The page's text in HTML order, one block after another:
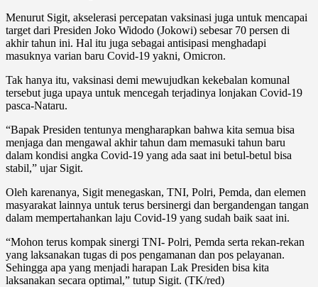
Menurut Sigit, akselerasi percepatan vaksinasi juga untuk mencapai
target dari Presiden Joko Widodo (Jokowi) sebesar 70 persen di
akhir tahun ini. Hal itu juga sebagai antisipasi menghadapi
masuknya varian baru Covid-19 yakni, Omicron.
Tak hanya itu, vaksinasi demi mewujudkan kekebalan komunal
tersebut juga upaya untuk mencegah terjadinya lonjakan Covid-19
pasca-Nataru.
“Bapak Presiden tentunya mengharapkan bahwa kita semua bisa
menjaga dan mengawal akhir tahun dam memasuki tahun baru
dalam kondisi angka Covid-19 yang ada saat ini betul-betul bisa
stabil,” ujar Sigit.
Oleh karenanya, Sigit menegaskan, TNI, Polri, Pemda, dan elemen
masyarakat lainnya untuk terus bersinergi dan bergandengan tangan
dalam mempertahankan laju Covid-19 yang sudah baik saat ini.
“Mohon terus kompak sinergi TNI- Polri, Pemda serta rekan-rekan
yang laksanakan tugas di pos pengamanan dan pos pelayanan.
Sehingga apa yang menjadi harapan Lak Presiden bisa kita
laksanakan secara optimal,” tutup Sigit. (TK/red)